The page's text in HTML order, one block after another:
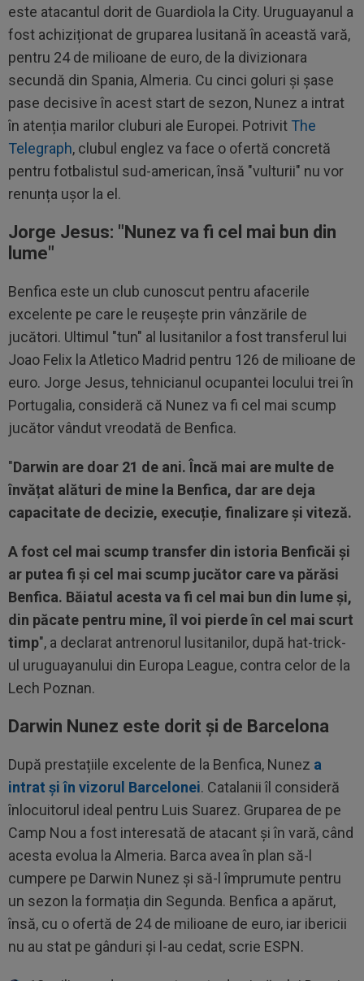
este atacantul dorit de Guardiola la City. Uruguayanul a
fost achiziționat de gruparea lusitană în această vară,
pentru 24 de milioane de euro, de la divizionara
secundă din Spania, Almeria. Cu cinci goluri și șase
pase decisive în acest start de sezon, Nunez a intrat
în atenția marilor cluburi ale Europei. Potrivit The
Telegraph, clubul englez va face o ofertă concretă
pentru fotbalistul sud-american, însă "vulturii" nu vor
renunța ușor la el.
Jorge Jesus: "Nunez va fi cel mai bun din
lume"
Benfica este un club cunoscut pentru afacerile
excelente pe care le reușește prin vânzările de
jucători. Ultimul "tun" al lusitanilor a fost transferul lui
Joao Felix la Atletico Madrid pentru 126 de milioane de
euro. Jorge Jesus, tehnicianul ocupantei locului trei în
Portugalia, consideră că Nunez va fi cel mai scump
jucător vândut vreodată de Benfica.
"Darwin are doar 21 de ani. Încă mai are multe de
învățat alături de mine la Benfica, dar are deja
capacitate de decizie, execuție, finalizare și viteză.
A fost cel mai scump transfer din istoria Benficăi și
ar putea fi și cel mai scump jucător care va părăsi
Benfica. Băiatul acesta va fi cel mai bun din lume și,
din păcate pentru mine, îl voi pierde în cel mai scurt
timp", a declarat antrenorul lusitanilor, după hat-trick-
ul uruguayanului din Europa League, contra celor de la
Lech Poznan.
Darwin Nunez este dorit și de Barcelona
După prestațiile excelente de la Benfica, Nunez a
intrat și în vizorul Barcelonei. Catalanii îl consideră
înlocuitorul ideal pentru Luis Suarez. Gruparea de pe
Camp Nou a fost interesată de atacant și în vară, când
acesta evolua la Almeria. Barca avea în plan să-l
cumpere pe Darwin Nunez și să-l împrumute pentru
un sezon la formația din Segunda. Benfica a apărut,
însă, cu o ofertă de 24 de milioane de euro, iar ibericii
nu au stat pe gânduri și l-au cedat, scrie ESPN.